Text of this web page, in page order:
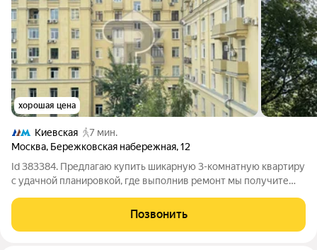
хорошая цена
Киевская
7 мин.
Москва, Бережковская набережная,12
Id 383384. Предлагаю купить шикарную 3-комнатную квартиру
с удачной планировкой, где выполнив ремонт мы получите
но это ведь значит, что вы можете сделать все под себя.
Квартира светлая и
Позвонить